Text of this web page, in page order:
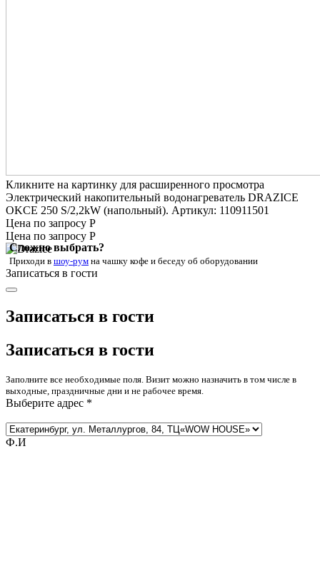
Кликните на картинку для расширенного просмотра
Электрический накопительный водонагреватель DRAZICE
OKCE 250 S/2,2kW (напольный). Артикул: 110911501
Цена по запросу Р
Цена по запросу Р
Сложно выбрать?
Приходи в шоу-рум на чашку кофе и беседу об оборудовании
Записаться в гости
Записаться в гости
Записаться в гости
Заполните все необходимые поля. Визит можно назначить в том числе в
выходные, праздничные дни и не рабочее время.
Выберите адрес *
Ф.И